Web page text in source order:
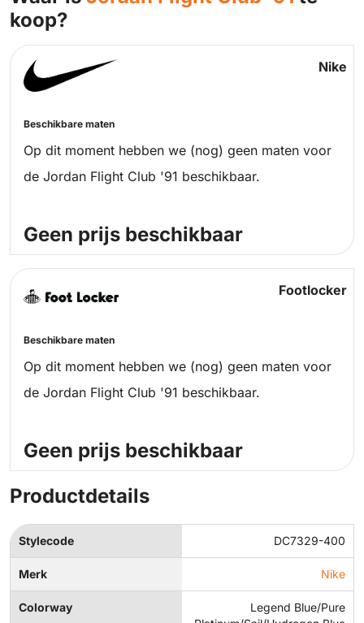
koop?
Nike
Beschikbare maten
Op dit moment hebben we (nog) geen maten voor
de Jordan Flight Club '91 beschikbaar.
Geen prijs beschikbaar
Footlocker
Beschikbare maten
Op dit moment hebben we (nog) geen maten voor
de Jordan Flight Club '91 beschikbaar.
Geen prijs beschikbaar
Productdetails
Stylecode DC7329-400
Merk Nike
Colorway
Legend Blue/Pure